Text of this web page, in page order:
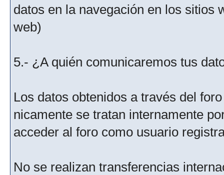
datos en la navegación en los sitios
web)
5.- ¿A quién comunicaremos tus
Los datos obtenidos a través del
nicamente se tratan internamente
acceder al foro como usuario
No se realizan transferencias